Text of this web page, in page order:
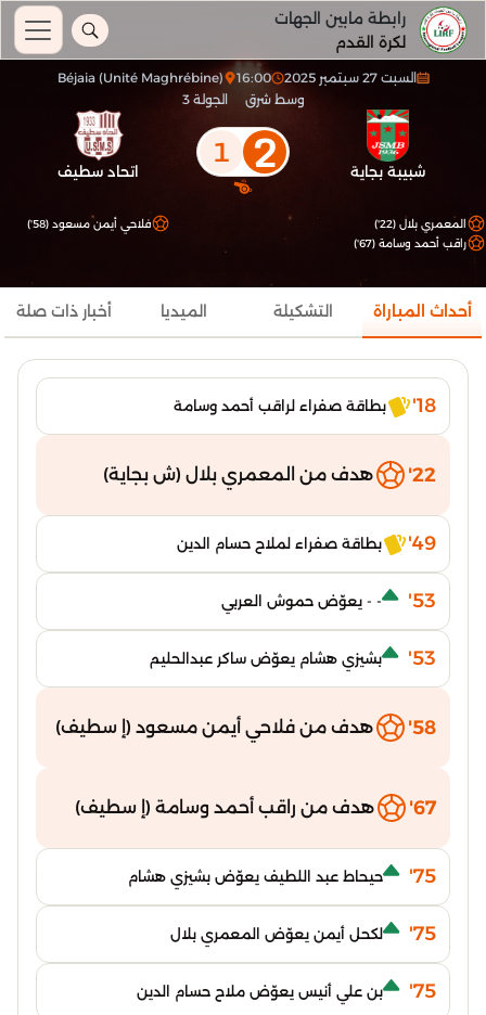
رابطة مابين الجهات
لكرة القدم
السبت 27 سبتمبر 2025 16:00
Béjaia (Unité Maghrébine)
وسط شرق
الجولة 3
شبيبة بجاية 2
1 اتحاد سطيف
المعمري بلال (22')
راقب أحمد وسامة (67')
فلاحي أيمن مسعود (58')
أحداث المباراة التشكيلة الميديا أخبار ذات صلة
18' بطاقة صفراء لراقب أحمد وسامة
22' هدف من المعمري بلال (ش بجاية)
49' بطاقة صفراء لملاح حسام الدين
53' - - يعوّض حموش العربي
53' بشيزي هشام يعوّض ساكر عبدالحليم
58' هدف من فلاحي أيمن مسعود (إ سطيف)
67' هدف من راقب أحمد وسامة (إ سطيف)
75' حيحاط عبد اللطيف يعوّض بشيزي هشام
75' لكحل أيمن يعوّض المعمري بلال
75' بن علي أنيس يعوّض ملاح حسام الدين